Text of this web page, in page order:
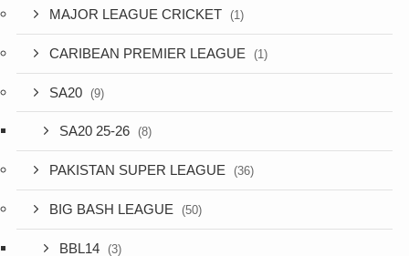
MAJOR LEAGUE CRICKET (1)
CARIBEAN PREMIER LEAGUE (1)
SA20 (9)
SA20 25-26 (8)
PAKISTAN SUPER LEAGUE (36)
BIG BASH LEAGUE (50)
BBL14 (3)